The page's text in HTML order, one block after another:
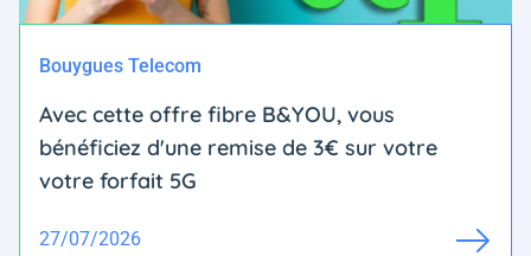
Bouygues Telecom
Avec cette offre fibre B&YOU, vous
bénéficiez d'une remise de 3€ sur votre
votre forfait 5G
27/07/2026